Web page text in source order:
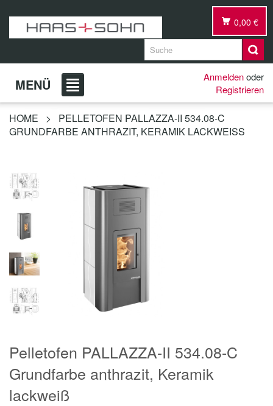
0,00 €
MENÜ Anmeldenoder
Registrieren
HOME >
PELLETOFEN PALLAZZA-II 534.08-C
GRUNDFARBE ANTHRAZIT, KERAMIK LACKWEISS
Pelletofen PALLAZZA-II 534.08-C
Grundfarbe anthrazit, Keramik
lackweiß